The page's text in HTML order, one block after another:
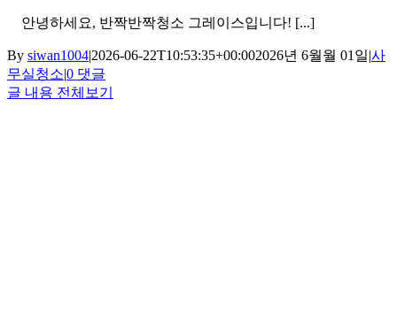
안녕하세요, 반짝반짝청소 그레이스입니다! [...]
By siwan1004|2026-06-22T10:53:35+00:002026년 6월월 01일|사
무실청소|0 댓글
글 내용 전체보기